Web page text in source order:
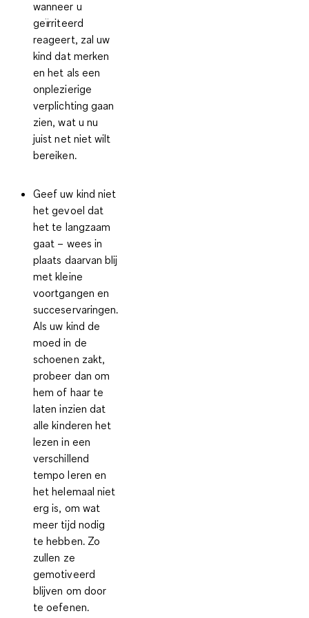
wanneer u
geïrriteerd
reageert, zal uw
kind dat merken
en het als een
onplezierige
verplichting gaan
zien, wat u nu
juist net niet wilt
bereiken.
Geef uw kind niet
het gevoel dat
het te langzaam
gaat – wees in
plaats daarvan blij
met kleine
voortgangen en
succeservaringen.
Als uw kind de
moed in de
schoenen zakt,
probeer dan om
hem of haar te
laten inzien dat
alle kinderen het
lezen in een
verschillend
tempo leren en
het helemaal niet
erg is, om wat
meer tijd nodig
te hebben. Zo
zullen ze
gemotiveerd
blijven om door
te oefenen.